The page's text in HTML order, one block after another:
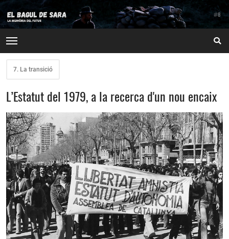
7. La transició
L’Estatut del 1979, a la recerca d'un nou encaix